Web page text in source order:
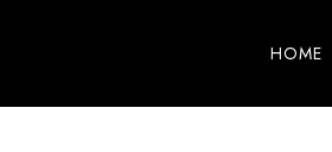
HOME